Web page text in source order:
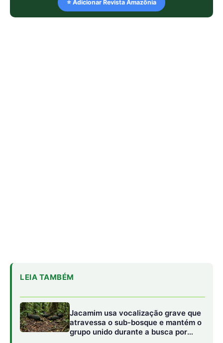
⭐ Adicionar Revista Amazônia
O LABIRINTO VERDE:SE O INVASOR
TENTA ANTECIPAR O TRUQUE E